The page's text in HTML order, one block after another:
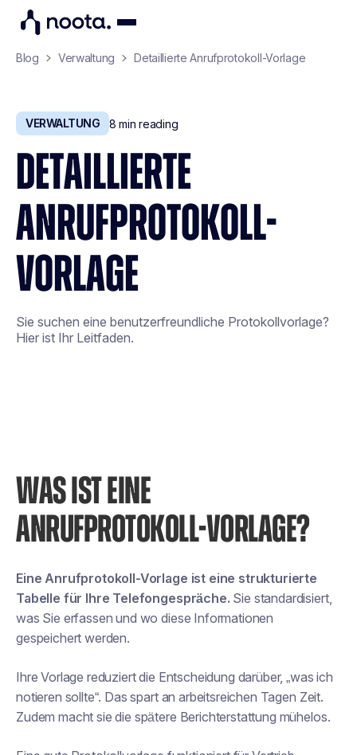
Blog Verwaltung Detaillierte Anrufprotokoll-Vorlage
VERWALTUNG 8 min reading
DETAILLIERTE
ANRUFPROTOKOLL-
VORLAGE
Sie suchen eine benutzerfreundliche Protokollvorlage?
Hier ist Ihr Leitfaden.
WAS IST EINE
ANRUFPROTOKOLL-VORLAGE?
Eine Anrufprotokoll-Vorlage ist eine strukturierte
Tabelle für Ihre Telefongespräche. Sie standardisiert,
was Sie erfassen und wo diese Informationen
gespeichert werden.
Ihre Vorlage reduziert die Entscheidung darüber, „was ich
notieren sollte“. Das spart an arbeitsreichen Tagen Zeit.
Zudem macht sie die spätere Berichterstattung mühelos.